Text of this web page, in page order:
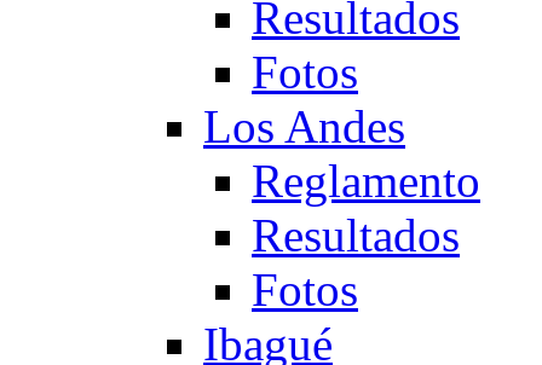
Resultados
Fotos
Los Andes
Reglamento
Resultados
Fotos
Ibagué